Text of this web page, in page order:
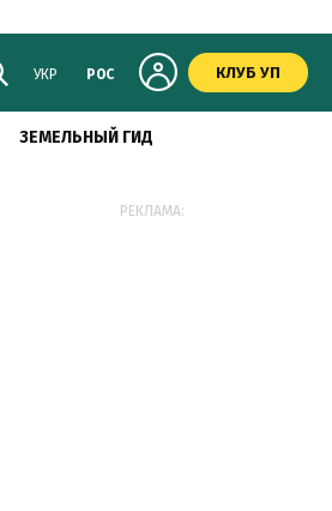
УКР РОС КЛУБ УП
ЗЕМЕЛЬНЫЙ ГИД
РЕКЛАМА: